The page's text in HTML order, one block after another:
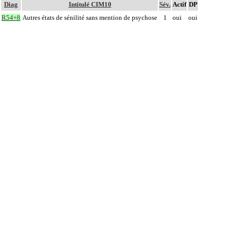
Diag Intitulé CIM10 Sév. Actif DP
R54+8 Autres états de sénilité sans mention de psychose 1 oui oui